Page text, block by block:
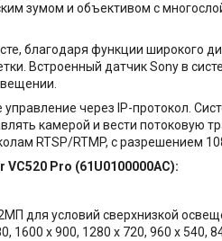
зумом и объективом с
благодаря функции широкого
Встроенный датчик Sony в
через IP-протокол.
камерой и вести потоковую
RTSP/RTMP, с разрешением
VC520 Pro (61U0100000AC):
для условий сверхнизкой
1600 x 900, 1280 x 720, 960 x 540,